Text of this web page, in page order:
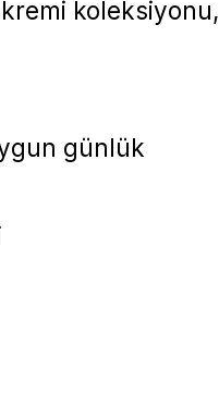
koleksiyonu,
günlük